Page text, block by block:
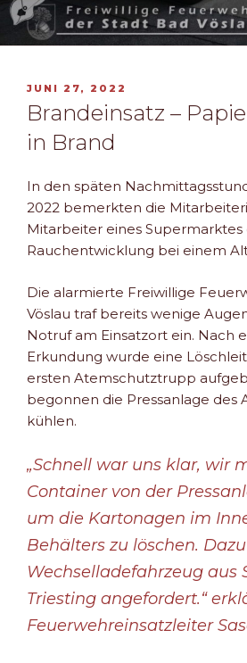
VERÖFFENTLICHT
AM
JUNI 27, 2022
Brandeinsatz –
in Brand
In den späten
2022 bemerkten die
Mitarbeiter eines Supermarktes
Rauchentwicklung bei einem
Die alarmierte Freiwillige
Vöslau traf bereits wenige
Notruf am Einsatzort ein. Nach
Erkundung wurde eine
ersten Atemschutztrupp
begonnen die Pressanlage des
kühlen.
„Schnell war uns klar, wir
Container von der
um die Kartonagen im
Behälters zu löschen.
Wechselladefahrzeug aus
Triesting angefordert.“
Feuerwehreinsatzleiter